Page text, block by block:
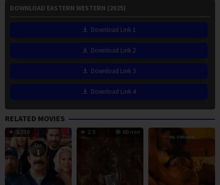
DOWNLOAD EASTERN WESTERN (2025)
Download Link 1
Download Link 2
Download Link 3
Download Link 4
RELATED MOVIES
8.339
Eps:
1
2.5 80 min